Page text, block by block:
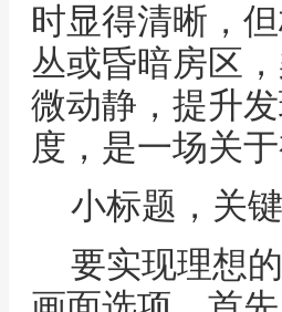
时显得清晰，
丛或昏暗房区
微动静，提升
度，是一场关
小标题，关
要实现理想